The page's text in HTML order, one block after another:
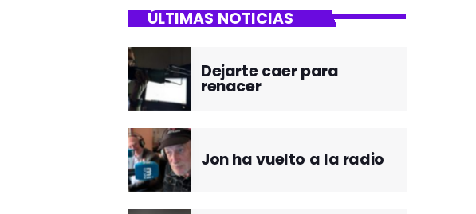
ÚLTIMAS NOTICIAS
Dejarte caer para
renacer
Jon ha vuelto a la radio